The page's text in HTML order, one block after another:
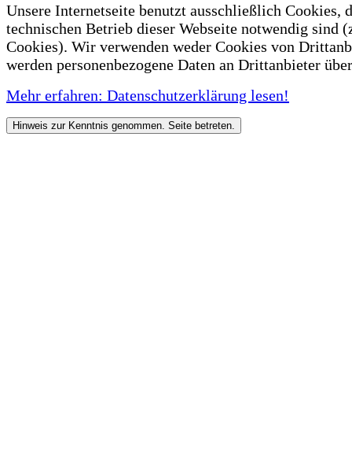
Unsere Internetseite benutzt ausschließlich Cookies,
technischen Betrieb dieser Webseite notwendig sind
Cookies). Wir verwenden weder Cookies von
werden personenbezogene Daten an Drittanbieter
Mehr erfahren: Datenschutzerklärung lesen!
Hinweis zur Kenntnis genommen. Seite betreten.